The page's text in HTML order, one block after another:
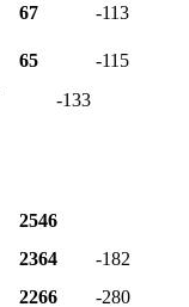
67 -113
65
-115
-133
2546
2364
-182
2266
-280